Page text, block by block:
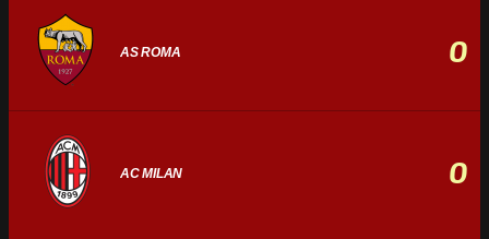
AS ROMA 0
AC MILAN 0